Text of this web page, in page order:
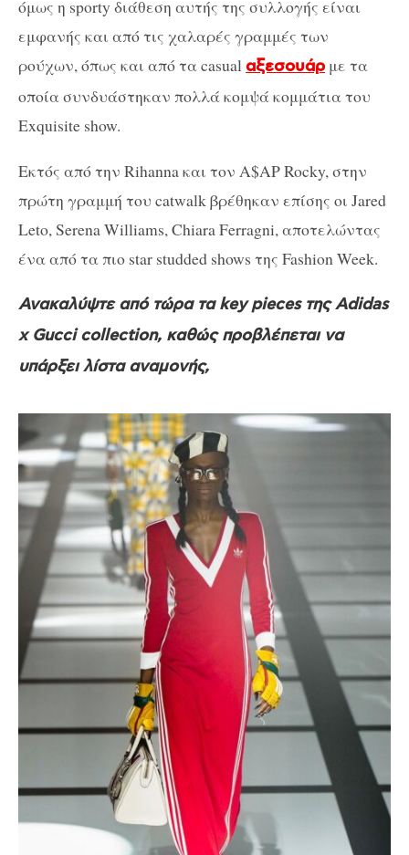
όμως η sporty διάθεση αυτής της συλλογής είναι
εμφανής και από τις χαλαρές γραμμές των
ρούχων, όπως και από τα casualαξεσουάρ με τα
οποία συνδυάστηκαν πολλά κομψά κομμάτια του
Exquisite show.
Εκτός από την Rihanna και τον A$AP Rocky, στην
πρώτη γραμμή του catwalk βρέθηκαν επίσης οι Jared
Leto, Serena Williams, Chiara Ferragni, αποτελώντας
ένα από τα πιο star studded shows της Fashion Week.
Ανακαλύψτε από τώρα τα key pieces της Adidas
x Gucci collection, καθώς προβλέπεται να
υπάρξει λίστα αναμονής,